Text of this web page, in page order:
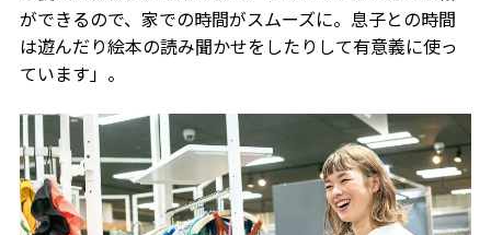
ができるので、家での時間がスムーズに。息子との時間
は遊んだり絵本の読み聞かせをしたりして有意義に使っ
ています」。